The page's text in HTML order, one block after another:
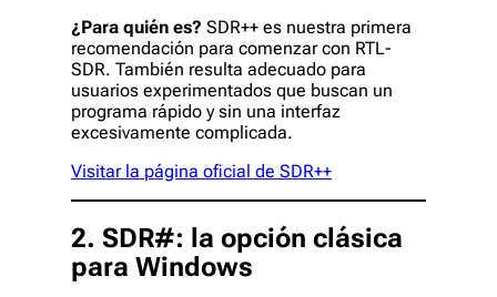
¿Para quién es? SDR++ es nuestra primera
recomendación para comenzar con RTL-
SDR. También resulta adecuado para
usuarios experimentados que buscan un
programa rápido y sin una interfaz
excesivamente complicada.
Visitar la página oficial de SDR++
2. SDR#: la opción clásica
para Windows